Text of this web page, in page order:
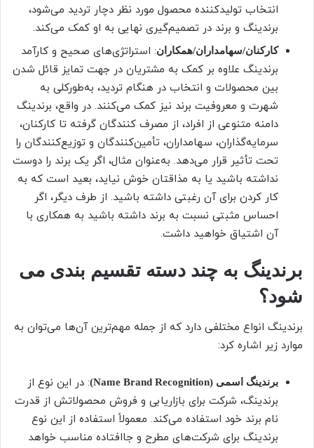
انتخاب تولیدکننده محصول مورد نظر دچار تردید می‌شود،
برندینگ و برند در تصمیم‌گیری نهایی به او کمک می‌کند.
کارکنان/سهامداران/همکاران: استراتژی‌های صحیح و کارآمد
برندینگ علاوه بر کمک به مشتریان در جهت تمایز قائل شدن
بین محصولات و انتخاب در هنگام تردید، به‌طورکلی به
شهرت و معروفیت برند نیز کمک می‌کنند. در واقع، برندینگ
دامنه متنوعی از افراد، از مصرف کنندگان گرفته تا کارکنان،
سرمایه‌گذاران، سهامداران، تأمین‌کنندگان و توزیع‌کنندگان را
تحت تأثیر قرار می‌دهد. به‌عنوان مثال، اگر یک برند را دوست
نداشته باشید یا به مذاقتان خوش نیاید، بعید است که به
کار کردن برای آن رغبتی داشته باشید. از طرف دیگر، اگر
احساس مثبتی نسبت به برند داشته باشید به همکاری با
آن اشتیاق خواهید داشت.
برندینگ به چند دسته تقسیم بندی می
شود؟
برندینگ انواع مختلفی دارد که از جمله مهم‌ترین آن‌ها می‌توان به
موارد زیر اشاره کرد:
برندینگ اسمی (Name Brand Recognition)
: در این نوع از
برندینگ، شرکت برای بازاریابی و فروش محصولاتش از قدرت
نام برند خود استفاده می‌کند. معمولاً استفاده از این نوع
برندینگ برای شرکت‌های مطرح و جاافتاده مناسب خواهد